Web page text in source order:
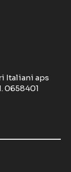
Italiani aps
0658401